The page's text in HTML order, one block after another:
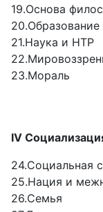
19.Основа
20.Образование
21.Наука и НТР
23.Мораль
IV
24.Социальная
25.Нация и
26.Семья